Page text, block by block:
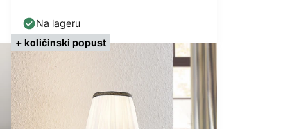
Na lageru
+ količinski popust